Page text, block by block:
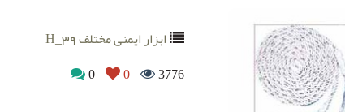
ابزار ایمنی مختلف H_39
3776
0
0